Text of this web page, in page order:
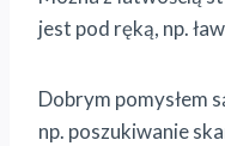
jest pod ręką, np.
Dobrym pomysłem
np. poszukiwanie